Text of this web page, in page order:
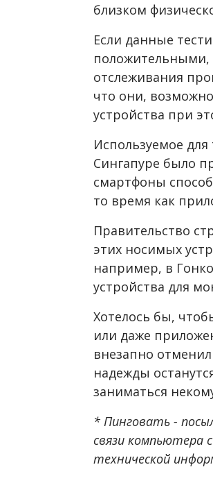
близком
Если данные
положительными,
отслеживания
что они,
устройства при
Используемое
Сингапуре было
смартфоны
то время как
Правительство
этих носимых
например, в
устройства для
Хотелось бы,
или даже
внезапно
надежды
заниматься
* Пинговать -
связи компьютера
технической